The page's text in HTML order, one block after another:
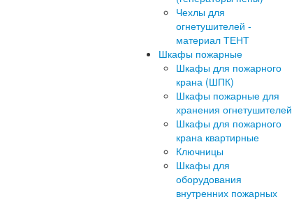
Чехлы для
огнетушителей -
материал ТЕНТ
Шкафы пожарные
Шкафы для пожарного
крана (ШПК)
Шкафы пожарные для
хранения огнетушителей
Шкафы для пожарного
крана квартирные
Ключницы
Шкафы для
оборудования
внутренних пожарных